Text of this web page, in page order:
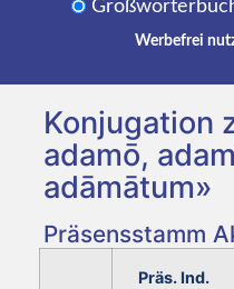
Werbefrei
Konjugation
adamō,
adāmātum»
Präsensstamm
Präs. Ind.